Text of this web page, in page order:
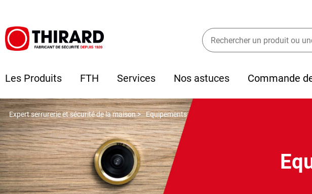
Les Produits FTH Services Nos astuces Commande
Expert serrurerie et sécurité de la maison > Equipements